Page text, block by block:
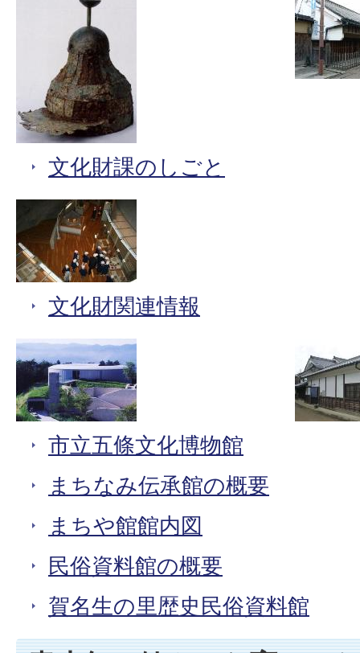
文化財課のしごと
文化財関連情報
市立五條文化博物館
まちなみ伝承館の概要
まちや館館内図
民俗資料館の概要
賀名生の里歴史民俗資料館